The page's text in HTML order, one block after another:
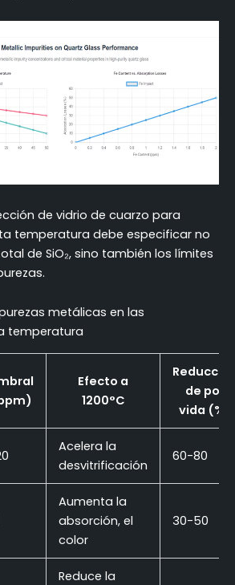
de vidrio de cuarzo para
temperatura debe especificar no
de SiO₂, sino también los límites
metálicas en las
temperatura
Efecto a
1200°C
de por
vida (%)
Acelera la
desvitrificación
60-80
Aumenta la
absorción, el
color
30-50
Reduce la